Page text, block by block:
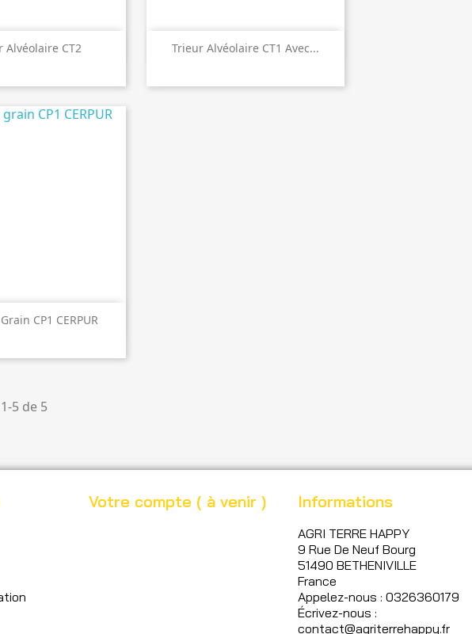
Alvéolaire CT2
rapide Trieur Alvéolaire CT1 Avec...
 Aperçu rapide
CP1 CERPUR
rapide
5 de 5
Votre compte ( à venir ) Informations
AGRI TERRE HAPPY
9 Rue De Neuf Bourg
51490 BETHENIVILLE
France
Appelez-nous : 0326360179
Écrivez-nous :
contact@agriterrehappy.fr